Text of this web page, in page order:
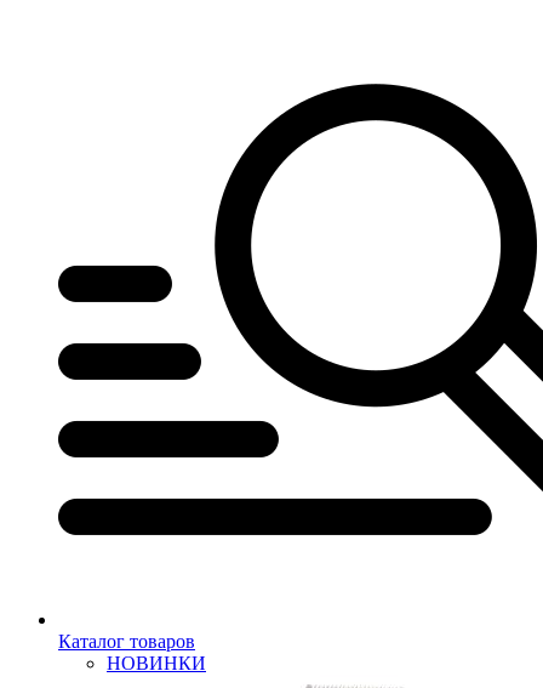
Каталог товаров
НОВИНКИ